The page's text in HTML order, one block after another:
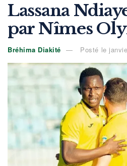
Lassana
par Nîmes
Bréhima Diakité Posté le